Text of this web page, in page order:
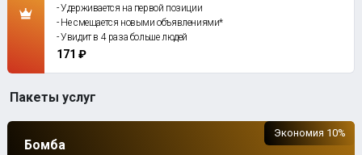
- Удерживается на первой позиции
- Не смещается новыми объявлениями*
- Увидит в 4 раза больше людей
171 ₽
Пакеты услуг
Бомба
Экономия 10%